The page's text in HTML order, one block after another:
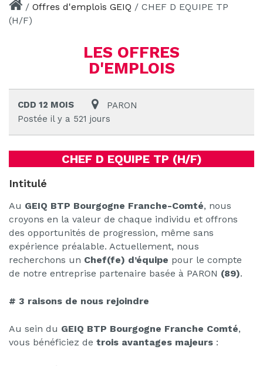
/ Offres d'emplois GEIQ / CHEF D EQUIPE TP
(H/F)
LES OFFRES
D'EMPLOIS
CDD 12 MOIS
PARON
Postée il y a 521 jours
CHEF D EQUIPE TP (H/F)
Intitulé
Au GEIQ BTP Bourgogne Franche-Comté, nous
croyons en la valeur de chaque individu et offrons
des opportunités de progression, même sans
expérience préalable. Actuellement, nous
recherchons un Chef(fe) d’équipe pour le compte
de notre entreprise partenaire basée à PARON (89).
# 3 raisons de nous rejoindre
Au sein du GEIQ BTP Bourgogne Franche Comté,
vous bénéficiez de trois avantages majeurs :